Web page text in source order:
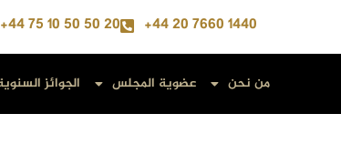
+44 75 10 50 50 20 +44 20 7660 1440
من نحن عضوية المجلس الجوائز